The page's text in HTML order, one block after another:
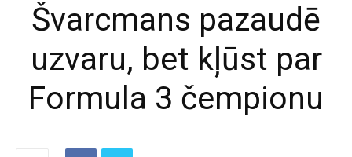
Švarcmans pazaudē
uzvaru, bet kļūst par
Formula 3 čempionu